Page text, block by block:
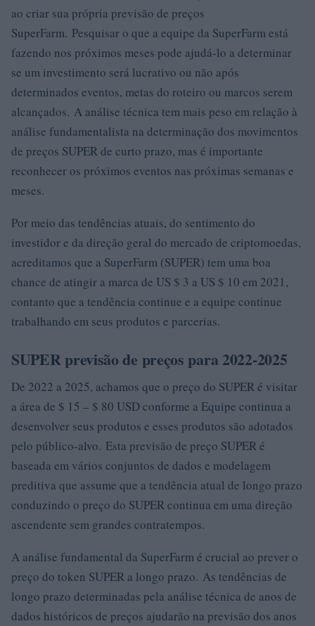
ao criar sua própria previsão de preços
SuperFarm. Pesquisar o que a equipe da SuperFarm está
fazendo nos próximos meses pode ajudá-lo a determinar
se um investimento será lucrativo ou não após
determinados eventos, metas do roteiro ou marcos serem
alcançados. A análise técnica tem mais peso em relação à
análise fundamentalista na determinação dos movimentos
de preços SUPER de curto prazo, mas é importante
reconhecer os próximos eventos nas próximas semanas e
meses.
Por meio das tendências atuais, do sentimento do
investidor e da direção geral do mercado de criptomoedas,
acreditamos que a SuperFarm (SUPER) tem uma boa
chance de atingir a marca de US $ 3 a US $ 10 em 2021,
contanto que a tendência continue e a equipe continue
trabalhando em seus produtos e parcerias.
SUPER previsão de preços para 2022-2025
De 2022 a 2025, achamos que o preço do SUPER é visitar
a área de $ 15 – $ 80 USD conforme a Equipe continua a
desenvolver seus produtos e esses produtos são adotados
pelo público-alvo. Esta previsão de preço SUPER é
baseada em vários conjuntos de dados e modelagem
preditiva que assume que a tendência atual de longo prazo
conduzindo o preço do SUPER continua em uma direção
ascendente sem grandes contratempos.
A análise fundamental da SuperFarm é crucial ao prever o
preço do token SUPER a longo prazo. As tendências de
longo prazo determinadas pela análise técnica de anos de
dados históricos de preços ajudarão na previsão dos anos